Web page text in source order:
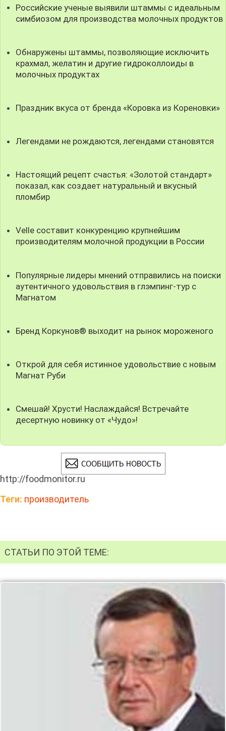
Российские ученые выявили штаммы с идеальным
симбиозом для производства молочных продуктов
Обнаружены штаммы, позволяющие исключить
крахмал, желатин и другие гидроколлоиды в
молочных продуктах
Праздник вкуса от бренда «Коровка из Кореновки»
Легендами не рождаются, легендами становятся
Настоящий рецепт счастья: «Золотой стандарт»
показал, как создает натуральный и вкусный
пломбир
Velle составит конкуренцию крупнейшим
производителям молочной продукции в России
Популярные лидеры мнений отправились на поиски
аутентичного удовольствия в глэмпинг-тур с
Магнатом
Бренд Коркунов® выходит на рынок мороженого
Открой для себя истинное удовольствие с новым
Магнат Руби
Смешай! Хрусти! Наслаждайся! Встречайте
десертную новинку от «Чудо»!
http://foodmonitor.ru
Теги: производитель
СТАТЬИ ПО ЭТОЙ ТЕМЕ: